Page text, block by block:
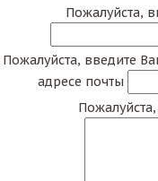
Пожалуйста,
Пожалуйста, введите
адресе почты